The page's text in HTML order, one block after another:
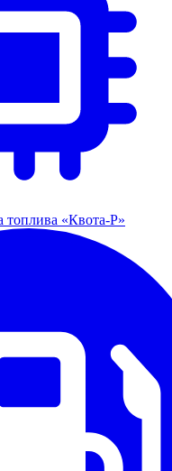
топлива «Квота-Р»